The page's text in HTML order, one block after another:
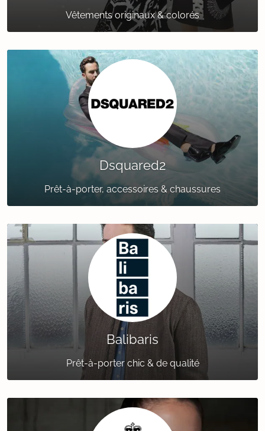
Vêtements originaux & colorés
Dsquared2
Prêt-à-porter, accessoires & chaussures
Balibaris
Prêt-à-porter chic & de qualité